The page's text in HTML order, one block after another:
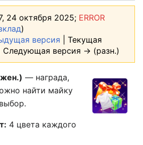
24 октября 2025; ERROR
)
версия | Текущая
Следующая версия → (разн.)
— награда,
найти майку
4 цвета каждого